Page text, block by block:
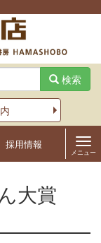
検索
採用情報
メニュー
大賞